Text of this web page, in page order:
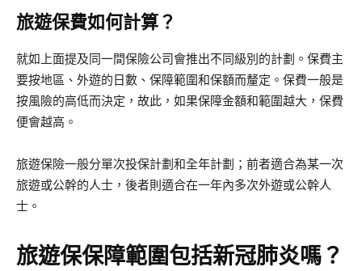
旅遊保費如何計算？
就如上面提及同一間保險公司會推出不同級別的計劃。保費主
要按地區、外遊的日數、保障範圍和保額而釐定。保費一般是
按風險的高低而決定，故此，如果保障金額和範圍越大，保費
便會越高。
旅遊保險一般分單次投保計劃和全年計劃；前者適合為某一次
旅遊或公幹的人士，後者則適合在一年內多次外遊或公幹人
士。
旅遊保保障範圍包括新冠肺炎嗎？